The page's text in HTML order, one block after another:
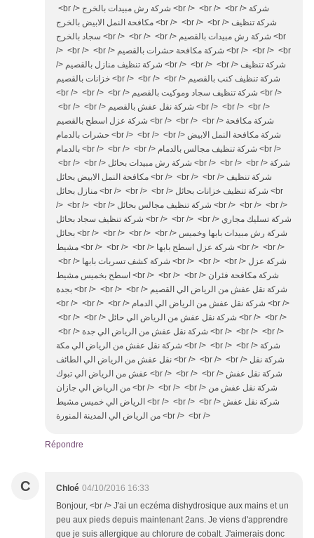
<br /> شركة رش مبيدات بالخرج <br /> <br /> <br /> شركة
مكافحة النمل الابيض بالخرج <br /> <br /> <br /> شركة تنظيف
سجاد بالخرج <br /> <br /> <br /> شركة رش مبيدات بالقصيم <br
/> <br /> <br /> شركة مكافحة حشرات بالقصيم <br /> <br /> <br
/> شركة تنظيف منازل بالقصيم <br /> <br /> <br /> شركة تنظيف
خزانات بالقصيم <br /> <br /> <br /> شركة تنظيف كنب بالقصيم
<br /> <br /> <br /> شركة تنظيف سجاد وموكيت بالقصيم <br />
<br /> <br /> شركة نقل عفش بالقصيم <br /> <br /> <br />
شركة عزل اسطح بالقصيم <br /> <br /> <br /> شركة مكافحة
حشرات بالدمام <br /> <br /> <br /> شركة مكافحة النمل الابيض
بالدمام <br /> <br /> <br /> شركة تنظيف مجالس بالدمام <br />
<br /> <br /> شركة رش مبيدات بحائل <br /> <br /> <br /> شركة
مكافحة النمل الابيض بحائل <br /> <br /> <br /> شركة تنظيف
منازل بحائل <br /> <br /> <br /> شركة تنظيف خزانات بحائل <br
/> <br /> <br /> شركة تنظيف مجالس بحائل <br /> <br /> <br />
شركة تنظيف سجاد بحائل <br /> <br /> <br /> شركة تسليك مجاري
بحائل <br /> <br /> <br /> <br /> شركة رش مبيدات بابها وخميس
مشيط <br /> <br /> <br /> شركة عزل اسطح بابها <br /> <br />
<br /> شركة كشف تسربات بابها <br /> <br /> <br /> شركة عزل
اسطح بخميس مشيط <br /> <br /> <br /> شركة مكافحة فئران
بجدة <br /> <br /> <br /> شركة نقل عفش من الرياض الي القصيم
<br /> <br /> <br /> شركة نقل عفش من الرياض الي الدمام <br />
<br /> <br /> شركة نقل عفش من الرياض الي حائل <br /> <br />
<br /> شركة نقل عفش من الرياض الي جدة <br /> <br /> <br />
شركة نقل عفش من الرياض الي مكة <br /> <br /> <br /> شركة
نقل عفش من الرياض الي الطائف <br /> <br /> <br /> شركة نقل
عفش من الرياض الي تبوك <br /> <br /> <br /> شركة نقل عفش
من الرياض الي جازان <br /> <br /> <br /> شركة نقل عفش من
الرياض الي خميس مشيط <br /> <br /> <br /> شركة نقل عفش
من الرياض الي المدينة المنورة <br /> <br />
Répondre
C Chloé 04/10/2016 16:33
Bonjour, <br /> J'ai un eczéma dishydrosique aux mains et un
peu aux pieds depuis maintenant 2ans. Je viens d'apprendre
que je suis allergique au chlorure de cobalt. J'aimerais donc